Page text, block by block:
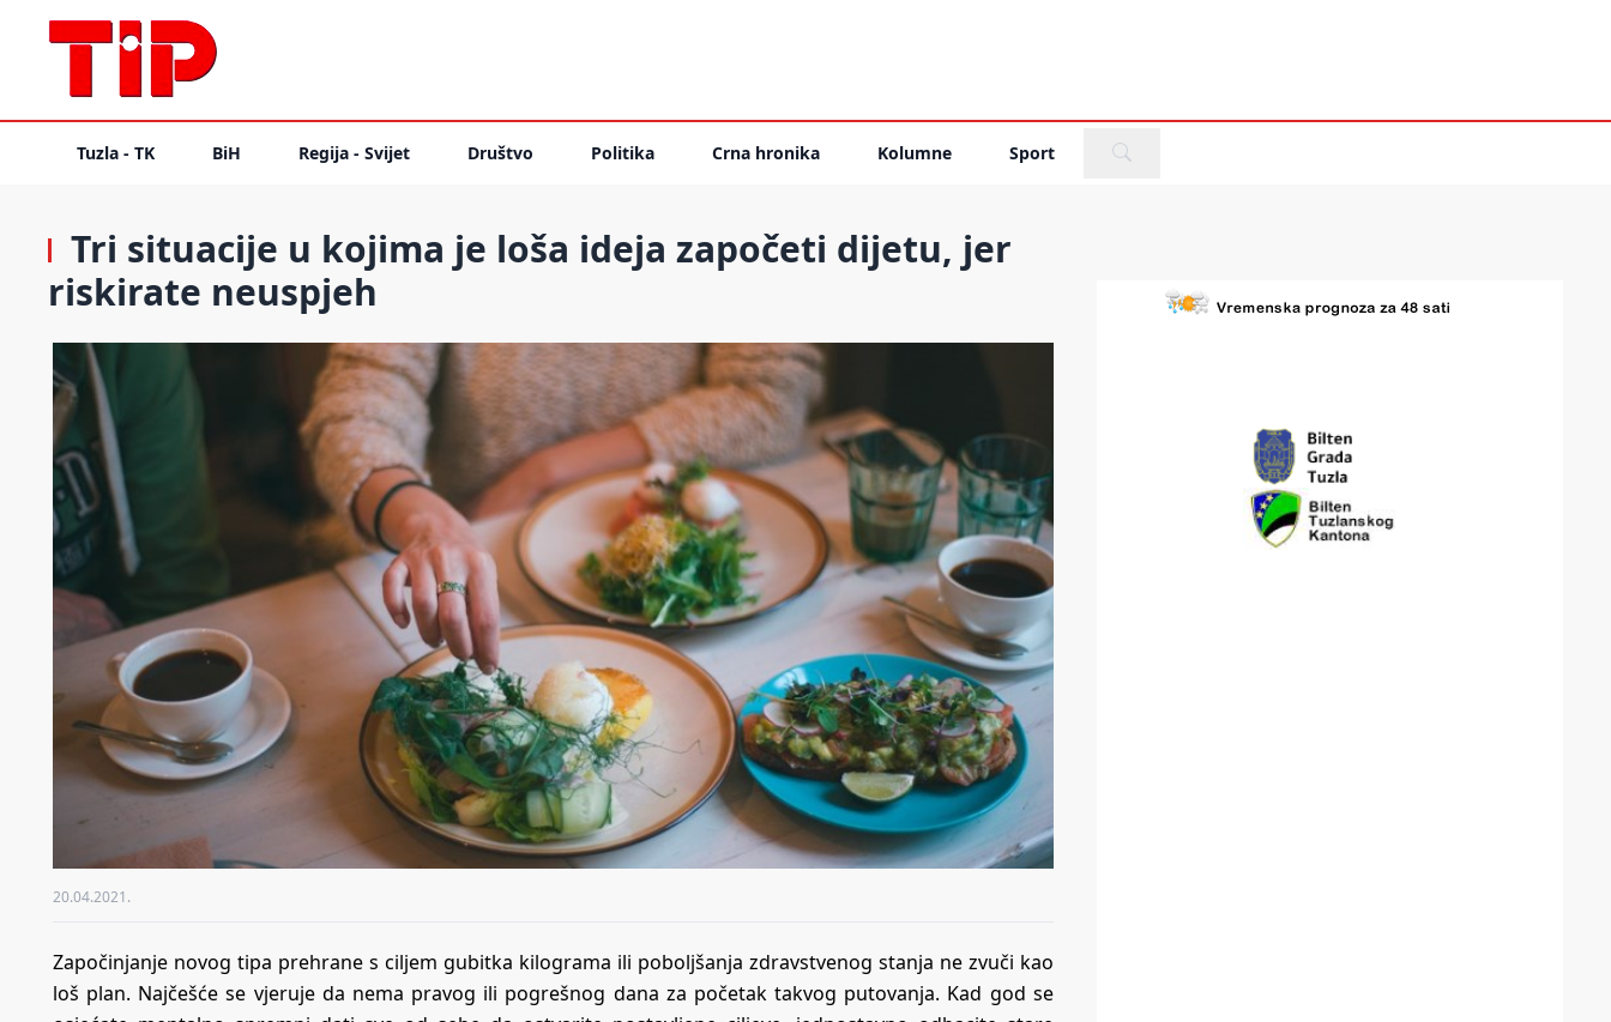
Tuzla - TK BiH Regija - Svijet Društvo Politika Crna hronika Kolumne Sport
Tri situacije u kojima je loša ideja započeti dijetu, jer
riskirate neuspjeh
20.04.2021.
Započinjanje novog tipa prehrane s ciljem gubitka kilograma ili poboljšanja zdravstvenog stanja ne zvuči kao
loš plan. Najčešće se vjeruje da nema pravog ili pogrešnog dana za početak takvog putovanja. Kad god se